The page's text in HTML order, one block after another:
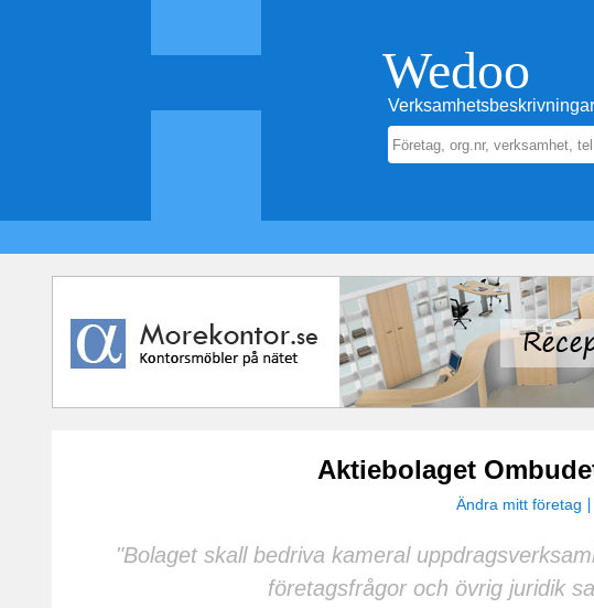
Wedoo
Aktiebolaget
Ändra mitt företag
"Bolaget skall bedriva kameral
företagsfrågor och övrig juridik